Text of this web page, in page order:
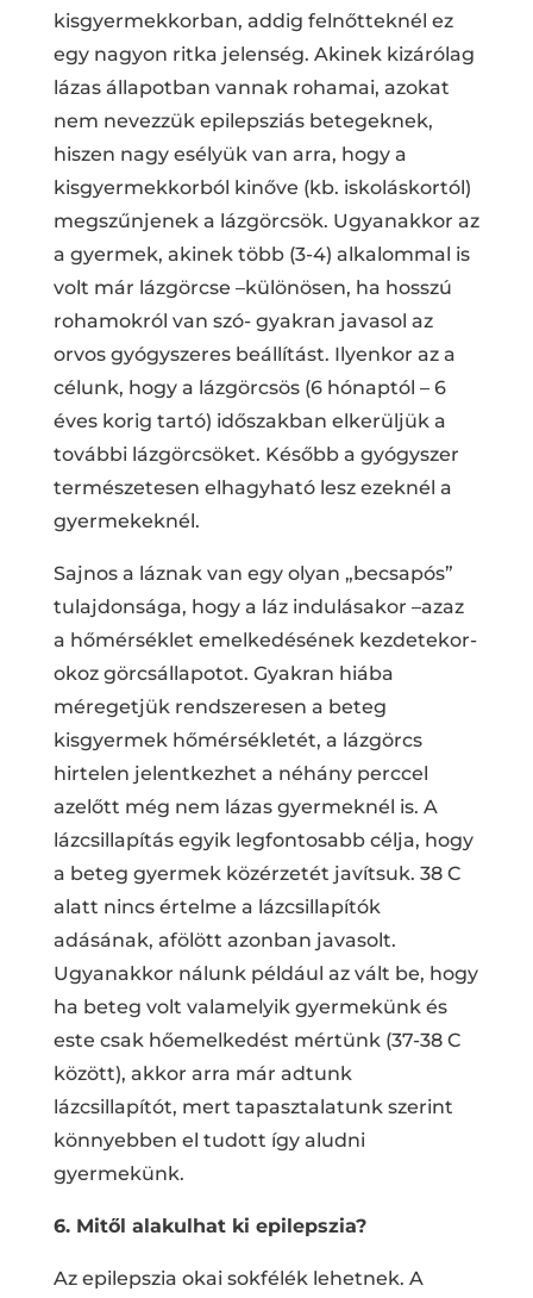
kisgyermekkorban, addig felnőtteknél ez
egy nagyon ritka jelenség. Akinek kizárólag
lázas állapotban vannak rohamai, azokat
nem nevezzük epilepsziás betegeknek,
hiszen nagy esélyük van arra, hogy a
kisgyermekkorból kinőve (kb. iskoláskortól)
megszűnjenek a lázgörcsök. Ugyanakkor az
a gyermek, akinek több (3-4) alkalommal is
volt már lázgörcse –különösen, ha hosszú
rohamokról van szó- gyakran javasol az
orvos gyógyszeres beállítást. Ilyenkor az a
célunk, hogy a lázgörcsös (6 hónaptól – 6
éves korig tartó) időszakban elkerüljük a
további lázgörcsöket. Később a gyógyszer
természetesen elhagyható lesz ezeknél a
gyermekeknél.
Sajnos a láznak van egy olyan „becsapós”
tulajdonsága, hogy a láz indulásakor –azaz
a hőmérséklet emelkedésének kezdetekor-
okoz görcsállapotot. Gyakran hiába
méregetjük rendszeresen a beteg
kisgyermek hőmérsékletét, a lázgörcs
hirtelen jelentkezhet a néhány perccel
azelőtt még nem lázas gyermeknél is. A
lázcsillapítás egyik legfontosabb célja, hogy
a beteg gyermek közérzetét javítsuk. 38 C
alatt nincs értelme a lázcsillapítók
adásának, afölött azonban javasolt.
Ugyanakkor nálunk például az vált be, hogy
ha beteg volt valamelyik gyermekünk és
este csak hőemelkedést mértünk (37-38 C
között), akkor arra már adtunk
lázcsillapítót, mert tapasztalatunk szerint
könnyebben el tudott így aludni
gyermekünk.
6. Mitől alakulhat ki epilepszia?
Az epilepszia okai sokfélék lehetnek. A